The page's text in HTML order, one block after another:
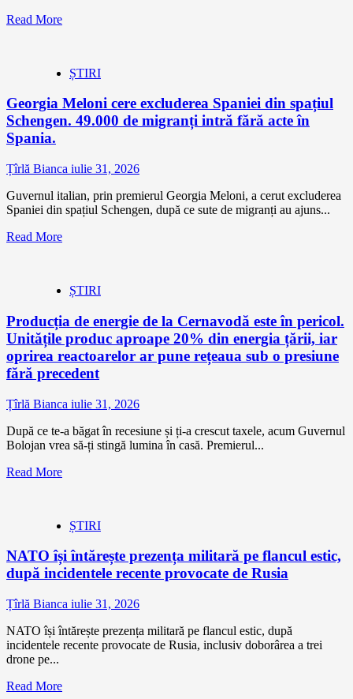
Read More
ȘTIRI
Georgia Meloni cere excluderea Spaniei din spațiul
Schengen. 49.000 de migranți intră fără acte în
Spania.
Țîrlă Bianca iulie 31, 2026
Guvernul italian, prin premierul Georgia Meloni, a cerut excluderea
Spaniei din spațiul Schengen, după ce sute de migranți au ajuns...
Read More
ȘTIRI
Producția de energie de la Cernavodă este în pericol.
Unitățile produc aproape 20% din energia țării, iar
oprirea reactoarelor ar pune rețeaua sub o presiune
fără precedent
Țîrlă Bianca iulie 31, 2026
După ce te-a băgat în recesiune și ți-a crescut taxele, acum Guvernul
Bolojan vrea să-ți stingă lumina în casă. Premierul...
Read More
ȘTIRI
NATO își întărește prezența militară pe flancul estic,
după incidentele recente provocate de Rusia
Țîrlă Bianca iulie 31, 2026
NATO își întărește prezența militară pe flancul estic, după
incidentele recente provocate de Rusia, inclusiv doborârea a trei
drone pe...
Read More